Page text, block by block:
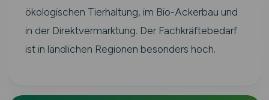
ökologischen Tierhaltung, im Bio-Ackerbau und
in der Direktvermarktung. Der Fachkräftebedarf
ist in ländlichen Regionen besonders hoch.